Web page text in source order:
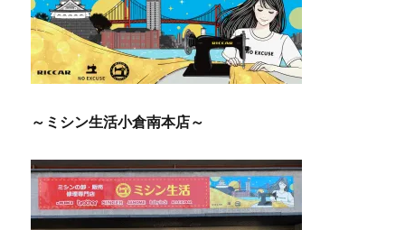
～ミシン生活小倉南本店～